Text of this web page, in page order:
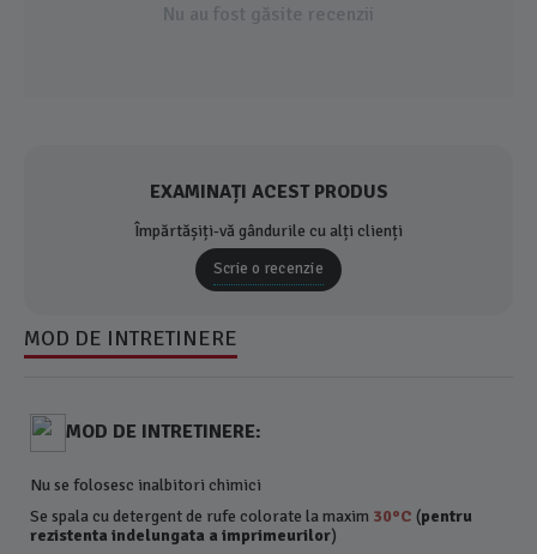
Nu au fost găsite recenzii
EXAMINAȚI ACEST PRODUS
Împărtășiți-vă gândurile cu alți clienți
Scrie o recenzie
MOD DE INTRETINERE
MOD DE INTRETINERE:
Nu se folosesc inalbitori chimici
Se spala cu detergent de rufe colorate la maxim 30°C (pentru
rezistenta indelungata a imprimeurilor)